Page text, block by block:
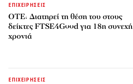
ΕΠΙΧΕΙΡΗΣΕΙΣ
ΟΤΕ: Διατηρεί τη θέση του στους
δείκτες FTSE4Good για 18η συνεχή
χρονιά
ΕΠΙΧΕΙΡΗΣΕΙΣ